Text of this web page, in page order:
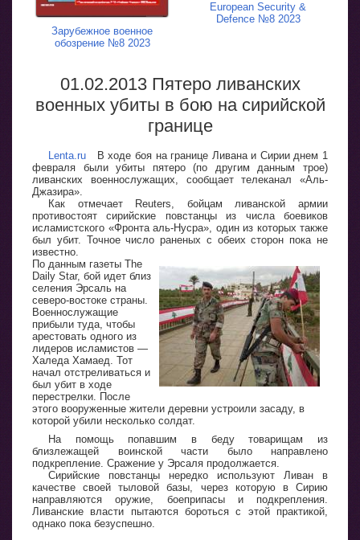
Зарубежное военное
обозрение №8 2023
European Security &
Defence №8 2023
01.02.2013 Пятеро ливанских
военных убиты в бою на сирийской
границе
Lenta.ru В ходе боя на границе Ливана и Сирии днем 1
февраля были убиты пятеро (по другим данным трое)
ливанских военнослужащих, сообщает телеканал «Аль-
Джазира».
Как отмечает Reuters, бойцам ливанской армии
противостоят сирийские повстанцы из числа боевиков
исламистского «Фронта аль-Нусра», один из которых также
был убит. Точное число раненых с обеих сторон пока не
известно.
По данным газеты The
Daily Star, бой идет близ
селения Эрсаль на
северо-востоке страны.
Военнослужащие
прибыли туда, чтобы
арестовать одного из
лидеров исламистов —
Халеда Хамаед. Тот
начал отстреливаться и
был убит в ходе
перестрелки. После
этого вооруженные жители деревни устроили засаду, в
которой убили несколько солдат.
На помощь попавшим в беду товарищам из
близлежащей воинской части было направлено
подкрепление. Сражение у Эрсаля продолжается.
Сирийские повстанцы нередко используют Ливан в
качестве своей тыловой базы, через которую в Сирию
направляются оружие, боеприпасы и подкрепления.
Ливанские власти пытаются бороться с этой практикой,
однако пока безуспешно.